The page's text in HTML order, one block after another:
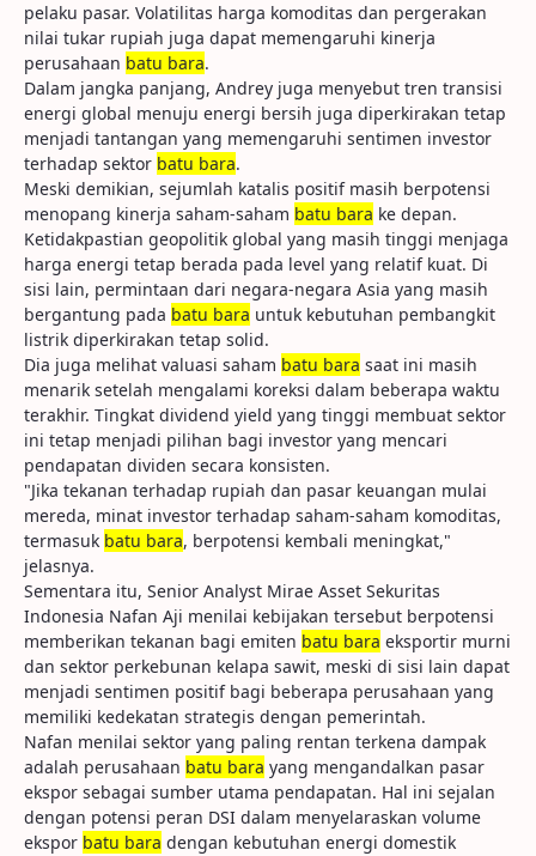
pelaku pasar. Volatilitas harga komoditas dan pergerakan
nilai tukar rupiah juga dapat memengaruhi kinerja
perusahaan batu bara.
Dalam jangka panjang, Andrey juga menyebut tren transisi
energi global menuju energi bersih juga diperkirakan tetap
menjadi tantangan yang memengaruhi sentimen investor
terhadap sektor batu bara.
Meski demikian, sejumlah katalis positif masih berpotensi
menopang kinerja saham-saham batu bara ke depan.
Ketidakpastian geopolitik global yang masih tinggi menjaga
harga energi tetap berada pada level yang relatif kuat. Di
sisi lain, permintaan dari negara-negara Asia yang masih
bergantung pada batu bara untuk kebutuhan pembangkit
listrik diperkirakan tetap solid.
Dia juga melihat valuasi saham batu bara saat ini masih
menarik setelah mengalami koreksi dalam beberapa waktu
terakhir. Tingkat dividend yield yang tinggi membuat sektor
ini tetap menjadi pilihan bagi investor yang mencari
pendapatan dividen secara konsisten.
"Jika tekanan terhadap rupiah dan pasar keuangan mulai
mereda, minat investor terhadap saham-saham komoditas,
termasuk batu bara, berpotensi kembali meningkat,"
jelasnya.
Sementara itu, Senior Analyst Mirae Asset Sekuritas
Indonesia Nafan Aji menilai kebijakan tersebut berpotensi
memberikan tekanan bagi emiten batu bara eksportir murni
dan sektor perkebunan kelapa sawit, meski di sisi lain dapat
menjadi sentimen positif bagi beberapa perusahaan yang
memiliki kedekatan strategis dengan pemerintah.
Nafan menilai sektor yang paling rentan terkena dampak
adalah perusahaan batu bara yang mengandalkan pasar
ekspor sebagai sumber utama pendapatan. Hal ini sejalan
dengan potensi peran DSI dalam menyelaraskan volume
ekspor batu bara dengan kebutuhan energi domestik